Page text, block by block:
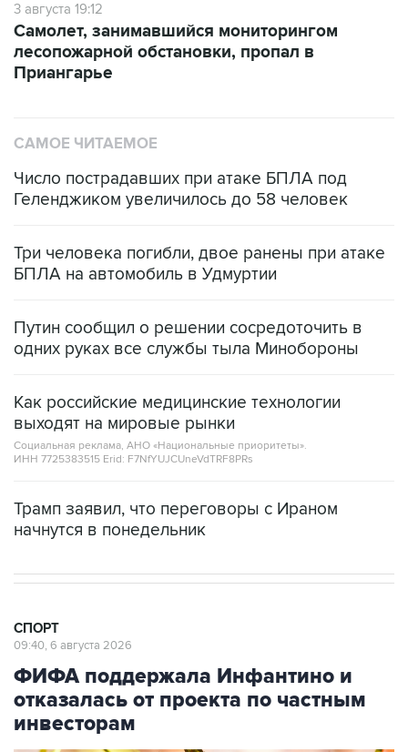
3 августа 19:12
Самолет, занимавшийся мониторингом
лесопожарной обстановки, пропал в
Приангарье
САМОЕ ЧИТАЕМОЕ
Число пострадавших при атаке БПЛА под
Геленджиком увеличилось до 58 человек
Три человека погибли, двое ранены при атаке
БПЛА на автомобиль в Удмуртии
Путин сообщил о решении сосредоточить в
одних руках все службы тыла Минобороны
Как российские медицинские технологии
выходят на мировые рынки
Социальная реклама, АНО «Национальные приоритеты».
ИНН 7725383515 Erid: F7NfYUJCUneVdTRF8PRs
Трамп заявил, что переговоры с Ираном
начнутся в понедельник
СПОРТ
09:40, 6 августа 2026
ФИФА поддержала Инфантино и
отказалась от проекта по частным
инвесторам